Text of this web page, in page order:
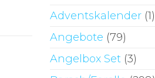
Adventskalender (1)
Angebote (79)
Angelbox Set (3)